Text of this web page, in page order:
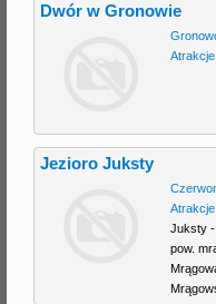
Dwór w Gronowie
Atrakcje
Jezioro Juksty
Atrakcje
Juksty -
pow.